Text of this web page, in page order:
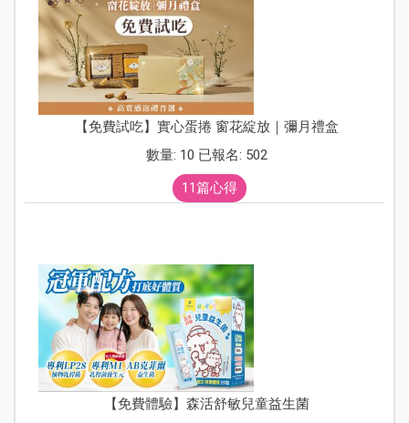
【免費試吃】實心蛋捲 窗花綻放｜彌月禮盒
數量: 10 已報名: 502
11篇心得
【免費體驗】森活舒敏兒童益生菌